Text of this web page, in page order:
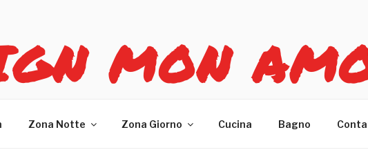
MON
Zona Notte Zona Giorno Cucina Bagno